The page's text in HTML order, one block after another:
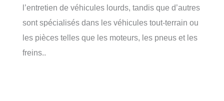
l’entretien de véhicules lourds, tandis que d’autres
sont spécialisés dans les véhicules tout-terrain ou
les pièces telles que les moteurs, les pneus et les
freins..